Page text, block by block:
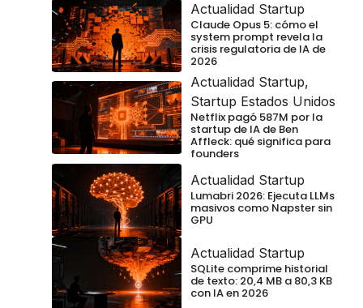
Actualidad Startup
Claude Opus 5: cómo el
system prompt revela la
crisis regulatoria de IA de
2026
Actualidad Startup,
Startup Estados Unidos
Netflix pagó 587M por la
startup de IA de Ben
Affleck: qué significa para
founders
Actualidad Startup
Lumabri 2026: Ejecuta LLMs
masivos como Napster sin
GPU
Actualidad Startup
SQLite comprime historial
de texto: 20,4 MB a 80,3 KB
con IA en 2026